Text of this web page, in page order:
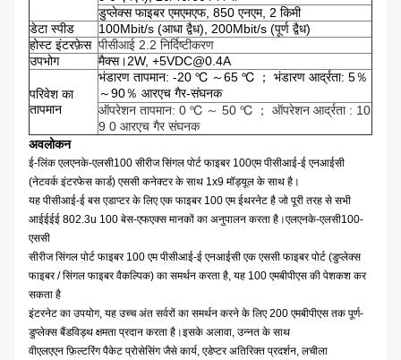
डुप्लेक्स फाइबर एमएमएफ, 850 एनएम, 2 किमी
डेटा स्पीड
100Mbit/s (आधा द्वैध), 200Mbit/s (पूर्ण द्वैध)
होस्ट इंटरफ़ेस पीसीआई 2.2 निर्दिष्टीकरण
उपभोग
मैक्स।2W, +5VDC@0.4A
परिवेश का
तापमान
भंडारण तापमान: -20 ℃ ～65 ℃ ； भंडारण आर्द्रता: 5％
～90％ आरएच गैर-संघनक
ऑपरेशन तापमान: 0 ℃ ～ 50 ℃ ； ऑपरेशन आर्द्रता : 10
9 0 आरएच गैर संघनक
अवलोकन
ई-लिंक एलएनके-एलसी100 सीरीज सिंगल पोर्ट फाइबर 100एम पीसीआई-ई एनआईसी
(नेटवर्क इंटरफेस कार्ड) एससी कनेक्टर के साथ 1x9 मॉड्यूल के साथ है।
यह पीसीआई-ई बस एडाप्टर के लिए एक फाइबर 100 एम ईथरनेट है जो पूरी तरह से सभी
आईईईई 802.3u 100 बेस-एफएक्स मानकों का अनुपालन करता है।एलएनके-एलसी100-
एससी
सीरीज सिंगल पोर्ट फाइबर 100 एम पीसीआई-ई एनआईसी एक एससी फाइबर पोर्ट (डुप्लेक्स
फाइबर / सिंगल फाइबर वैकल्पिक) का समर्थन करता है, यह 100 एमबीपीएस की पेशकश कर
सकता है
इंटरनेट का उपयोग, यह उच्च अंत सर्वरों का समर्थन करने के लिए 200 एमबीपीएस तक पूर्ण-
डुप्लेक्स बैंडविड्थ क्षमता प्रदान करता है।इसके अलावा, उन्नत के साथ
वीएलएएन फ़िल्टरिंग पैकेट प्रोसेसिंग जैसे कार्य, एडेप्टर अतिरिक्त प्रदर्शन, लचीला